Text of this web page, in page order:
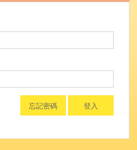
忘記密碼 登入